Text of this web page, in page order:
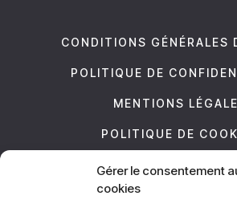
Gérer le consentement
cookies
CONDITIONS GÉNÉRALES
POLITIQUE DE
MENTIONS
POLITIQUE DE
NOUS SUIVRE